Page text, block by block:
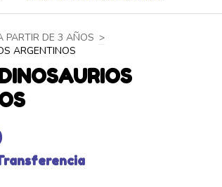
PARTIR DE 3 AÑOS >
ARGENTINOS